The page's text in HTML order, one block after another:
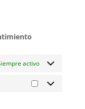
activo